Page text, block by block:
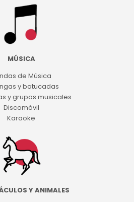
MÚSICA
de Música
y batucadas
y grupos musicales
Discomóvil
Karaoke
Y ANIMALES